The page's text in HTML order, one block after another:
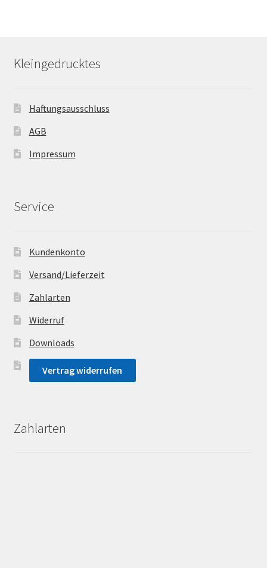
Kleingedrucktes
Haftungsausschluss
AGB
Impressum
Service
Kundenkonto
Versand/Lieferzeit
Zahlarten
Widerruf
Downloads
Vertrag widerrufen
Zahlarten